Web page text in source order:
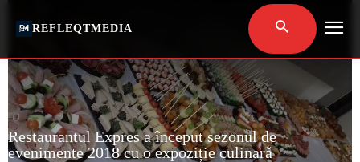
REFLEQTMEDIA
Restaurantul Expres a început sezonul de
evenimente 2018 cu o expoziție culinară